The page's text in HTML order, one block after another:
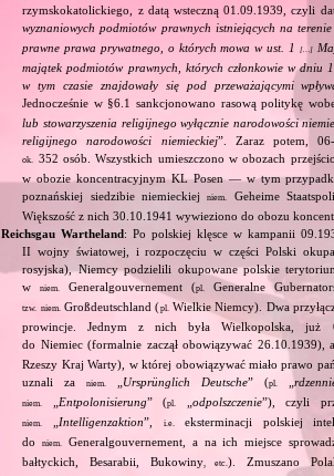
rzymskokatolickiego, z datą wsteczną 01.09.1939, czyli
wyznaniowych podmiotów prawnych istniejących na terenie
prawne prawa prywatnego, o których mowa w ust. 1
[…]
majątek podmiotów prawnych, których członkowie w dniu
w tym czasie znajdowały się pod przeważającymi
Jednocześnie w §6.1 sankcjonowano rasową politykę
lub stowarzyszenia religijnego wyłącznie narodowości
religijnego narodowości niemieckiej”. Zaraz potem,
ok. 352 osób. Wszystkich umieszczono w obozach
w obozie koncentracyjnym KL Posen — w tym
poznańskiej siedzibie niemieckiejniem. Geheime
Większość z nich 30.10.1941 wywieziono do obozu
Reichsgau Wartheland: Po polskiej klęsce w kampanii
II wojny światowej, i rozpoczęciu w części Polski
rosyjska), Niemcy podzielili okupowane polskie
wniem. Generalgouvernement (pl. Generalne
tzw. niem. Großdeutschland (pl. Wielkie Niemcy). Dwa
prowincje. Jednym z nich była Wielkopolska, już
do Niemiec (formalnie zaczął obowiązywać 26.10.1939),
Rzeszy Kraj Warty), w której obowiązywać miało prawo
uznali zaniem. Ursprünglich Deutsche” (pl.
niem. Entpolonisierung” (pl. odpolszczenie”), czyli
niem. Intelligenzaktion”, i.e. eksterminacji polskiej
doniem. Generalgouvernement, a na ich miejsce
bałtyckich, Besarabii, Bukowiny, etc. ). Zmuszano